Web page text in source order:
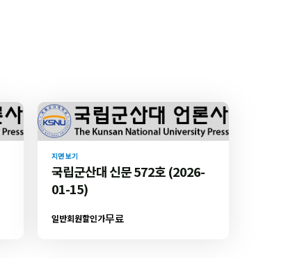
지면 보기
국립군산대 신문 572호 (2026-
01-15)
일반회원할인가무료